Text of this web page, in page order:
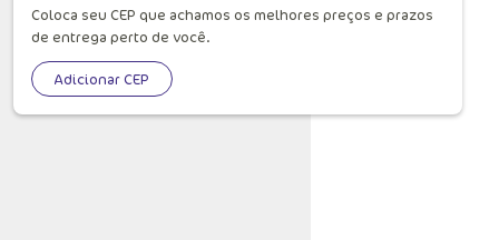
Coloca seu CEP que achamos os melhores preços e prazos
de entrega perto de você.
Adicionar CEP